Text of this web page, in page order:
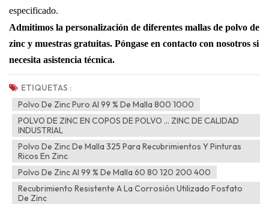
especificado.
Admitimos la personalización de diferentes mallas de polvo de
zinc y muestras gratuitas. Póngase en contacto con nosotros si
necesita asistencia técnica.
ETIQUETAS :
Polvo De Zinc Puro Al 99 % De Malla 800 1000
POLVO DE ZINC EN COPOS DE POLVO ... ZINC DE CALIDAD
INDUSTRIAL
Polvo De Zinc De Malla 325 Para Recubrimientos Y Pinturas
Ricos En Zinc
Polvo De Zinc Al 99 % De Malla 60 80 120 200 400
Recubrimiento Resistente A La Corrosión Utilizado Fosfato
De Zinc